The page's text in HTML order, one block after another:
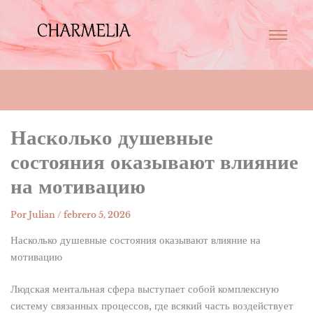
Насколько душевные
состояния оказывают влияние
на мотивацию
Por Julian / febrero 5, 2026
Насколько душевные состояния оказывают влияние на
мотивацию
Людская ментальная сфера выступает собой комплексную
систему связанных процессов, где всякий часть воздействует